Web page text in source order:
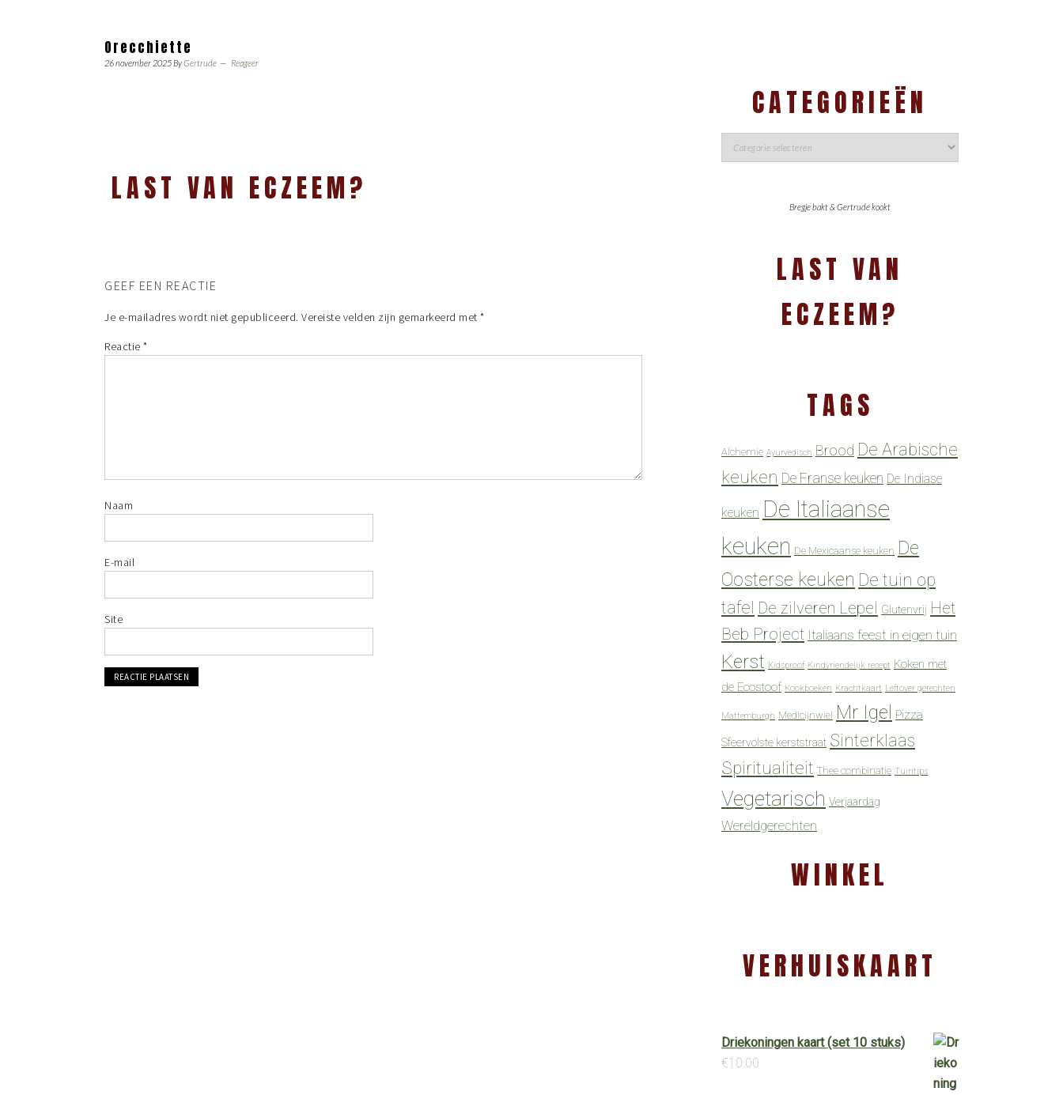
Orecchiette
26 november 2025ByGertrude Reageer
LAST VAN ECZEEM?
GEEF EEN REACTIE
Je e-mailadres wordt niet gepubliceerd. Vereiste velden zijn gemarkeerd met *
Reactie *
Naam
E-mail
Site
CATEGORIEËN
Bregje bakt & Gertrude kookt
LAST VAN
ECZEEM?
TAGS
Alchemie Ayurvedisch Brood De Arabische
keuken De Franse keuken De Indiase
keuken De Italiaanse
keuken De Mexicaanse keuken De
Oosterse keuken De tuin op
tafel De zilveren Lepel Glutenvrij Het
Beb Project Italiaans feest in eigen tuin
Kerst Kidsproof Kindvriendelijk recept Koken met
de Ecostoof Kookboeken Krachtkaart Leftover gerechten
Mattemburgh Medicijnwiel Mr Igel Pizza
Sfeervolste kerststraat Sinterklaas
Spiritualiteit Thee combinatie Tuintips
Vegetarisch Verjaardag
Wereldgerechten
WINKEL
VERHUISKAART
Driekoningen kaart (set 10 stuks)
€10.00